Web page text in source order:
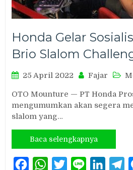
Honda Gelar
Brio Slalom
25 April 2022 Fajar
OTO Mounture — PT Honda
mengumumkan akan segera
slalom yang…
Baca selengkapnya
FacebookWhatsAppTwitterLine